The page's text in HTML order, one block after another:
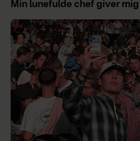
Min lunefulde chef giver